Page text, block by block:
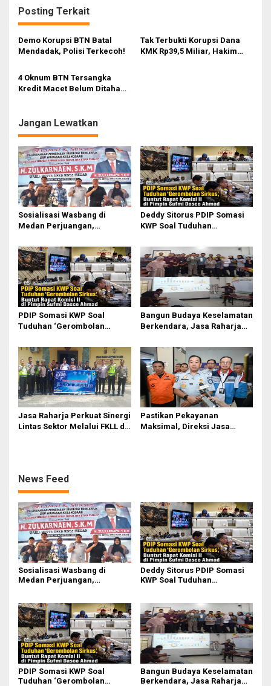
g
a
s
p
o
Posting Terkait
Demo Korupsi BTN Batal
Mendadak, Polisi Terkecoh!
Tak Terbukti Korupsi Dana
KMK Rp39,5 Miliar, Hakim
4 Oknum BTN Tersangka
Kredit Macet Belum Ditahan,
Jangan Lewatkan
Sosialisasi Wasbang di
Medan Perjuangan,
Perjuangkan Ruang Bermain
Anak
Deddy Sitorus PDIP Somasi
KWP Soal Tuduhan
Rapat Komisi II Dipimpin
Sufmi Dasco Ahmad
PDIP Somasi KWP Soal
Tuduhan ‘Gerombolan
II Dipimpin Sufmi Dasco
Ahmad
Bangun Budaya Keselamatan
Berkendara, Jasa Raharja
Pasifik Medan Industri
Jasa Raharja Perkuat Sinergi
Lintas Sektor Melalui FKLL di
Pastikan Pekayanan
Maksimal, Direksi Jasa
News Feed
Sosialisasi Wasbang di
Medan Perjuangan,
Anak
Deddy Sitorus PDIP Somasi
KWP Soal Tuduhan
Sufmi Dasco Ahmad
PDIP Somasi KWP Soal
Tuduhan ‘Gerombolan
Bangun Budaya Keselamatan
Berkendara, Jasa Raharja